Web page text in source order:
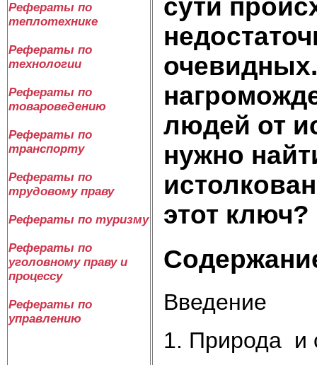
Рефераты по
теплотехнике
Рефераты по
технологии
Рефераты по
товароведению
Рефераты по
транспорту
Рефераты по
трудовому праву
Рефераты по туризму
Рефераты по
уголовному праву и
процессу
Рефераты по
управлению
сути
людей от
нужно
этот ключ?
Введение
1. Природа и